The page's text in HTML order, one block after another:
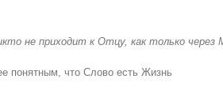
не приходит к Отцу, как только через
понятным, что Слово есть Жизнь